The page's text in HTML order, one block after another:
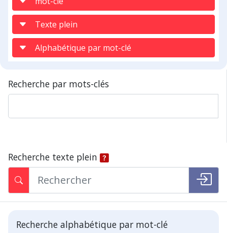
Texte plein
Alphabétique par mot-clé
Recherche par mots-clés
Recherche texte plein
Recherche alphabétique par mot-clé